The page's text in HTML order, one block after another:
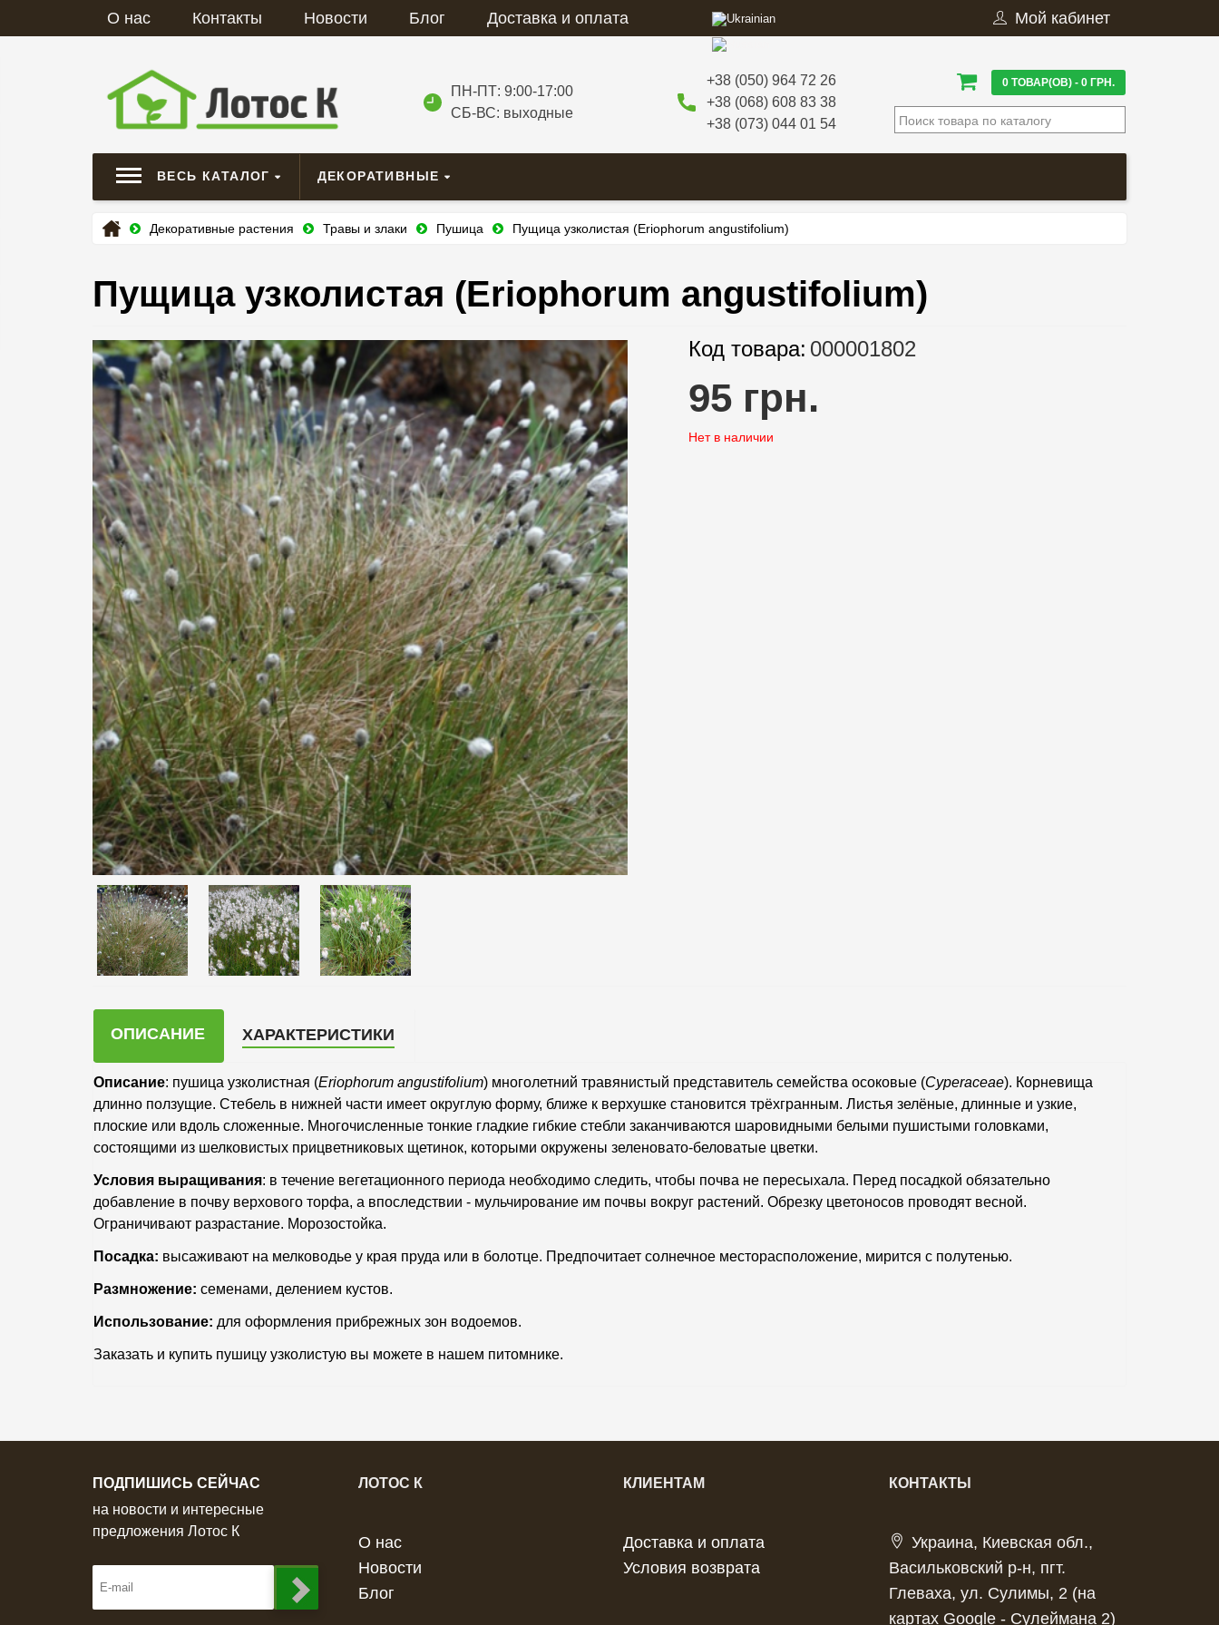
О нас Контакты Новости Блог Доставка и оплата Мой кабинет
ПН-ПТ: 9:00-17:00
СБ-ВС: выходные
+38 (050) 964 72 26
+38 (068) 608 83 38
+38 (073) 044 01 54
0 ТОВАР(ОВ) - 0 ГРН.
ВЕСЬ КАТАЛОГ ДЕКОРАТИВНЫЕ
Декоративные растения Травы и злаки Пушица Пущица узколистая (Eriophorum angustifolium)
Пущица узколистая (Eriophorum angustifolium)
Код товара: 000001802
95 грн.
Нет в наличии
ОПИСАНИЕ ХАРАКТЕРИСТИКИ
Описание: пушица узколистная (Eriophorum angustifolium) многолетний травянистый представитель семейства осоковые (Cyperaceae). Корневища
длинно ползущие. Стебель в нижней части имеет округлую форму, ближе к верхушке становится трёхгранным. Листья зелёные, длинные и узкие,
плоские или вдоль сложенные. Многочисленные тонкие гладкие гибкие стебли заканчиваются шаровидными белыми пушистыми головками,
состоящими из шелковистых прицветниковых щетинок, которыми окружены зеленовато-беловатые цветки.
Условия выращивания: в течение вегетационного периода необходимо следить, чтобы почва не пересыхала. Перед посадкой обязательно
добавление в почву верхового торфа, а впоследствии - мульчирование им почвы вокруг растений. Обрезку цветоносов проводят весной.
Ограничивают разрастание. Морозостойка.
Посадка: высаживают на мелководье у края пруда или в болотце. Предпочитает солнечное месторасположение, мирится с полутенью.
Размножение: семенами, делением кустов.
Использование: для оформления прибрежных зон водоемов.
Заказать и купить пушицу узколистую вы можете в нашем питомнике.
ПОДПИШИСЬ СЕЙЧАС
на новости и интересные
предложения Лотос К
ЛОТОС К
О нас
Новости
Блог
КЛИЕНТАМ
Доставка и оплата
Условия возврата
КОНТАКТЫ
Украина, Киевская обл.,
Васильковский р-н, пгт.
Глеваха, ул. Сулимы, 2 (на
картах Google - Сулеймана 2)